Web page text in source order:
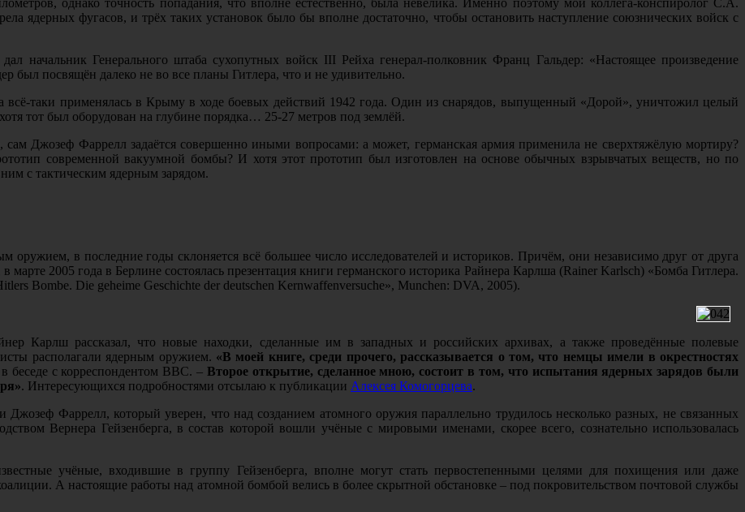
однако точность попадания, что вполне естественно, была невелика. Именно поэтому мой коллега-конспиролог С.А.
ядерных фугасов, и трёх таких установок было бы вполне достаточно, чтобы остановить наступление союзнических войск с
начальник Генерального штаба сухопутных войск III Рейха генерал-полковник Франц Гальдер: «Настоящее произведение
был посвящён далеко не во все планы Гитлера, что и не удивительно.
всё-таки применялась в Крыму в ходе боевых действий 1942 года. Один из снарядов, выпущенный «Дорой», уничтожил целый
тот был оборудован на глубине порядка… 25-27 метров под землёй.
сам Джозеф Фаррелл задаётся совершенно иными вопросами: а может, германская армия применила не сверхтяжёлую мортиру?
современной вакуумной бомбы? И хотя этот прототип был изготовлен на основе обычных взрывчатых веществ, но по
с тактическим ядерным зарядом.
оружием, в последние годы склоняется всё большее число исследователей и историков. Причём, они независимо друг от друга
2005 года в Берлине состоялась презентация книги германского историка Райнера Карлша (Rainer Karlsch) «Бомба Гитлера.
Bombe. Die geheime Geschichte der deutschen Kernwaffenversuche», Munchen: DVA, 2005).
Карлш рассказал, что новые находки, сделанные им в западных и российских архивах, а также проведённые полевые
располагали ядерным оружием. «В моей книге, среди прочего, рассказывается о том, что немцы имели в окрестностях
беседе с корреспондентом BBC. – Второе открытие, сделанное мною, состоит в том, что испытания ядерных зарядов были
. Интересующихся подробностями отсылаю к публикации Алексея Комогорцева.
Фаррелл, который уверен, что над созданием атомного оружия параллельно трудилось несколько разных, не связанных
Вернера Гейзенберга, в состав которой вошли учёные с мировыми именами, скорее всего, сознательно использовалась
учёные, входившие в группу Гейзенберга, вполне могут стать первостепенными целями для похищения или даже
А настоящие работы над атомной бомбой велись в более скрытной обстановке – под покровительством почтовой службы